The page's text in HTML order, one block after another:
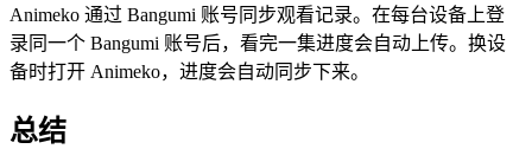
Animeko 通过 Bangumi 账号同步观看记录。在每台设备上登
录同一个 Bangumi 账号后，看完一集进度会自动上传。换设
备时打开 Animeko，进度会自动同步下来。
总结